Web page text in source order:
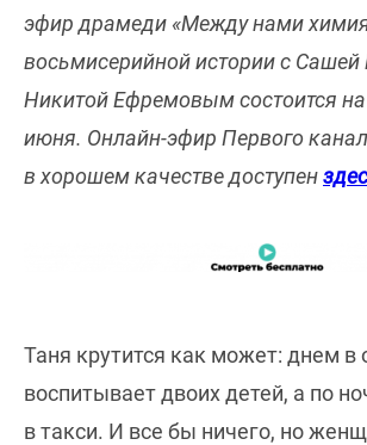
эфир драмеди «Между нами
восьмисерийной истории с Сашей
Никитой Ефремовым состоится
июня. Онлайн-эфир Первого
в хорошем качестве доступен
Таня крутится как может: днем в
воспитывает двоих детей, а по
в такси. И все бы ничего, но